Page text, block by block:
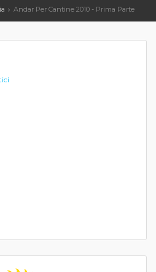
Andar Per Cantine 2010 - Prima Parte